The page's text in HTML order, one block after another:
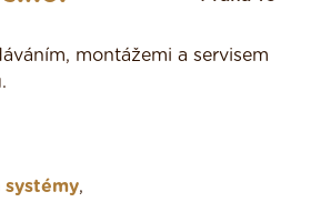
montážemi a servisem
systémy,